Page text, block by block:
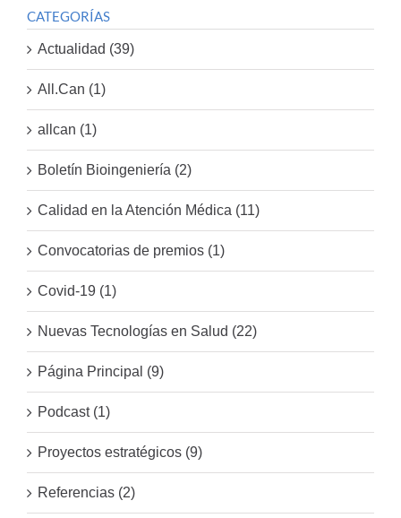
CATEGORÍAS
Actualidad (39)
All.Can (1)
allcan (1)
Boletín Bioingeniería (2)
Calidad en la Atención Médica (11)
Convocatorias de premios (1)
Covid-19 (1)
Nuevas Tecnologías en Salud (22)
Página Principal (9)
Podcast (1)
Proyectos estratégicos (9)
Referencias (2)